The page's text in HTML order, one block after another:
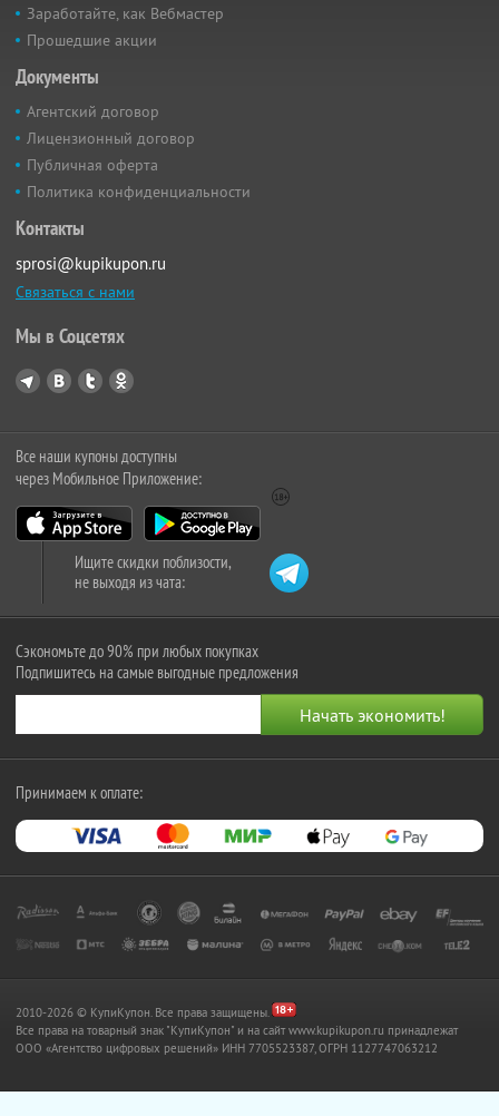
Заработайте, как Вебмастер
Прошедшие акции
Документы
Агентский договор
Лицензионный договор
Публичная оферта
Политика конфиденциальности
Контакты
sprosi@kupikupon.ru
Связаться с нами
Мы в Соцсетях
Все наши купоны доступны
через Мобильное Приложение:
Ищите скидки поблизости,
не выходя из чата:
Сэкономьте до 90% при любых покупках
Подпишитесь на самые выгодные предложения
Принимаем к оплате:
2010-2026 © КупиКупон. Все права защищены.
Все права на товарный знак "КупиКупон" и на сайт www.kupikupon.ru принадлежат
OOO «Агентство цифровых решений» ИНН 7705523387, ОГРН 1127747063212